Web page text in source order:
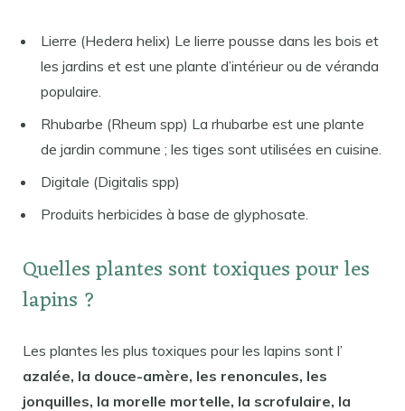
Lierre (Hedera helix) Le lierre pousse dans les bois et
les jardins et est une plante d’intérieur ou de véranda
populaire.
Rhubarbe (Rheum spp) La rhubarbe est une plante
de jardin commune ; les tiges sont utilisées en cuisine.
Digitale (Digitalis spp)
Produits herbicides à base de glyphosate.
Quelles plantes sont toxiques pour les
lapins ?
Les plantes les plus toxiques pour les lapins sont l’
azalée, la douce-amère, les renoncules, les
jonquilles, la morelle mortelle, la scrofulaire, la